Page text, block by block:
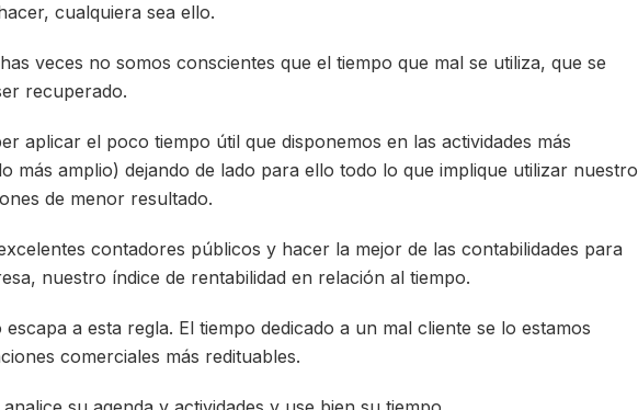
cualquiera sea ello.
veces no somos conscientes que el tiempo que mal se utiliza, que se
recuperado.
aplicar el poco tiempo útil que disponemos en las actividades más
más amplio) dejando de lado para ello todo lo que implique utilizar nuestro
de menor resultado.
contadores públicos y hacer la mejor de las contabilidades para
nuestro índice de rentabilidad en relación al tiempo.
a esta regla. El tiempo dedicado a un mal cliente se lo estamos
comerciales más redituables.